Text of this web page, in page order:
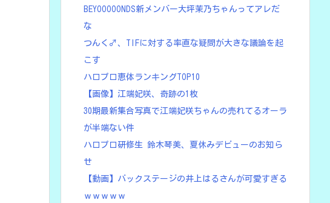
BEYOOOOONDS新メンバー大坪茉乃ちゃんってアレだ
な
つんく♂、TIFに対する率直な疑問が大きな議論を起
こす
ハロプロ恵体ランキングTOP10
【画像】江端妃咲、奇跡の1枚
30期最新集合写真で江端妃咲ちゃんの売れてるオーラ
が半端ない件
ハロプロ研修生 鈴木琴美、夏休みデビューのお知ら
せ
【動画】バックステージの井上はるさんが可愛すぎる
ｗｗｗｗｗ